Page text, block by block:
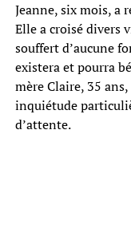
Jeanne, six mois, a
Elle a croisé divers
souffert d’aucune
existera et pourra
mère Claire, 35
inquiétude
d’attente.